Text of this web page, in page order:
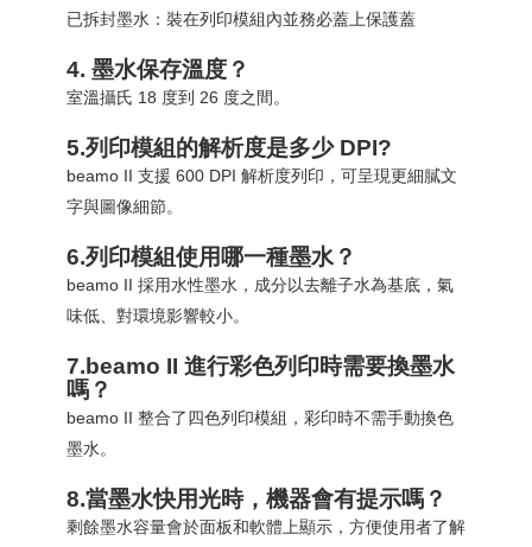
已拆封墨水：裝在列印模組內並務必蓋上保護蓋
4. 墨水保存溫度？
室溫攝氏 18 度到 26 度之間。
5.列印模組的解析度是多少 DPI?
beamo II 支援 600 DPI 解析度列印，可呈現更細膩文
字與圖像細節。
6.列印模組使用哪一種墨水？
beamo II 採用水性墨水，成分以去離子水為基底，氣
味低、對環境影響較小。
7.beamo II 進行彩色列印時需要換墨水
嗎？
beamo II 整合了四色列印模組，彩印時不需手動換色
墨水。
8.當墨水快用光時，機器會有提示嗎？
剩餘墨水容量會於面板和軟體上顯示，方便使用者了解